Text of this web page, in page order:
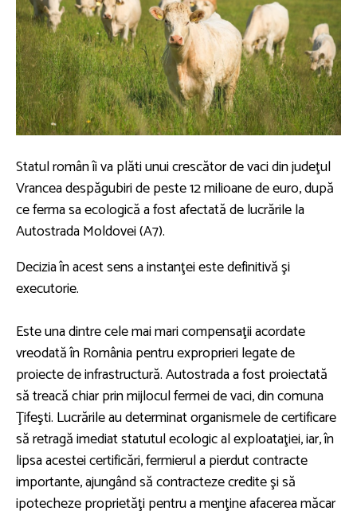
Statul român îi va plăti unui crescător de vaci din judeţul
Vrancea despăgubiri de peste 12 milioane de euro, după
ce ferma sa ecologică a fost afectată de lucrările la
Autostrada Moldovei (A7).
Decizia în acest sens a instanţei este definitivă şi
executorie.
Este una dintre cele mai mari compensaţii acordate
vreodată în România pentru exproprieri legate de
proiecte de infrastructură. Autostrada a fost proiectată
să treacă chiar prin mijlocul fermei de vaci, din comuna
Ţifeşti. Lucrările au determinat organismele de certificare
să retragă imediat statutul ecologic al exploataţiei, iar, în
lipsa acestei certificări, fermierul a pierdut contracte
importante, ajungând să contracteze credite şi să
ipotecheze proprietăţi pentru a menţine afacerea măcar